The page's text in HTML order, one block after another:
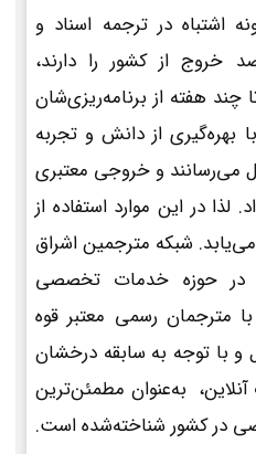
اشتباه در ترجمه اسناد و
خروج از کشور را دارند،
چند هفته از برنامه‌ریزی‌شان
بهره‌گیری از دانش و تجربه
می‌رسانند و خروجی معتبری
در این موارد استفاده از
شبکه مترجمین اشراق
در حوزه خدمات تخصصی
مترجمان رسمی معتبر قوه
با توجه به سابقه درخشان
به‌عنوان مطمئن‌ترین
در کشور شناخته‌شده است.